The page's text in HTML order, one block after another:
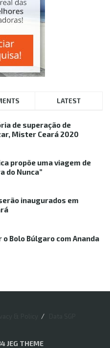
LATEST
de superação de
Mister Ceará 2020
propõe uma viagem de
do Nunca”
inaugurados em
Bolo Búlgaro com Ananda
JEG THEME